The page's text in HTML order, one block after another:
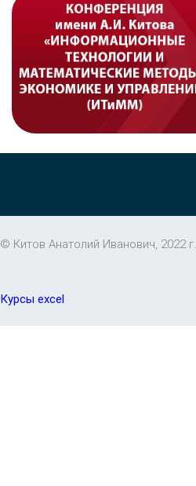
© Китов Анатолий Иванович, 2022 г.
Курсы excel